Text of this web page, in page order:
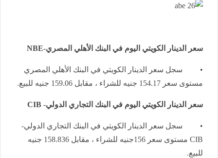
سعر الدينار الكويتي اليوم في البنك الأهلي المصري-NBE
• سجل سعر الدينار الكويتي في البنك الأهلي المصري
مستوى سعر 154.17 جنيه للشراء ، مقابل 159.06 جنيه للبيع.
سعر الدينار الكويتي اليوم في البنك التجاري الدولي- CIB
• سجل سعر الدينار الكويتي في البنك التجاري الدولي-
CIB
مستوى سعر 156جنيه للشراء ، مقابل 158.836 جنيه
للبيع.